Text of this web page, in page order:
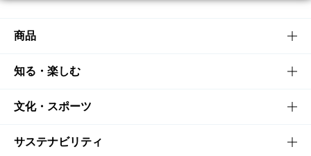
商品
商品TOP
商品一覧
商品発売情報
知る・楽しむ
知る・楽しむTOP
キャンペーン
文化・スポーツ
文化・スポーツTOP
サステナビリティ